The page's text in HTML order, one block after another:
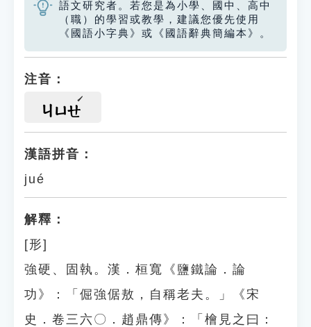
語文研究者。若您是為小學、國中、高中
（職）的學習或教學，建議您優先使用
《國語小字典》或《國語辭典簡編本》。
注音：
ㄐㄩㄝ
漢語拼音：
jué
解釋：
[形]
強硬、固執。漢．桓寬《鹽鐵論．論
功》：「倔強倨敖，自稱老夫。」《宋
史．卷三六〇．趙鼎傳》：「檜見之曰：